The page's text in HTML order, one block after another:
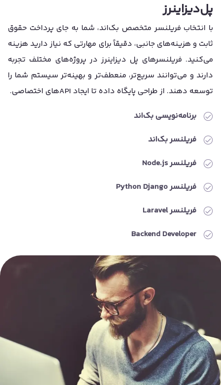
پل‌دیزاینرز
با انتخاب فریلنسر متخصص بک‌اند، شما به جای پرداخت حقوق
ثابت و هزینه‌های جانبی، دقیقاً برای مهارتی که نیاز دارید هزینه
می‌کنید. فریلنسرهای پل دیزاینرز در پروژه‌های مختلف تجربه
دارند و می‌توانند سریع‌تر، منعطف‌تر و بهینه‌تر سیستم شما را
توسعه دهند. از طراحی پایگاه داده تا ایجاد APIهای اختصاصی.
برنامه‌نویسی بک‌اند
فریلنسر بک‌اند
فریلنسر Node.js
فریلنسر Python Django
فریلنسر Laravel
Backend Developer